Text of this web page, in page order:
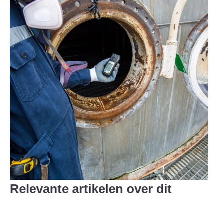
Relevante artikelen over dit